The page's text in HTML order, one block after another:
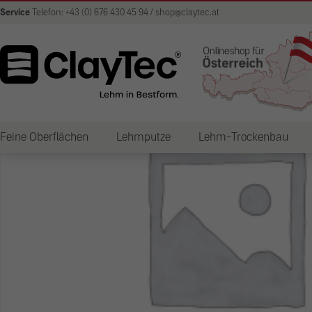
Service Telefon: +43 (0) 676 430 45 94 / shop@claytec.at
Feine Oberflächen Lehmputze Lehm-Trockenbau